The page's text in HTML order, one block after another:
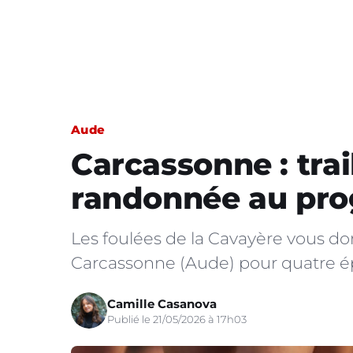
Aude
Carcassonne :
randonnée au
Les foulées de la Cavayère vous
Carcassonne (Aude) pour quatre
Camille Casanova
Publié le 21/05/2026 à 17h03